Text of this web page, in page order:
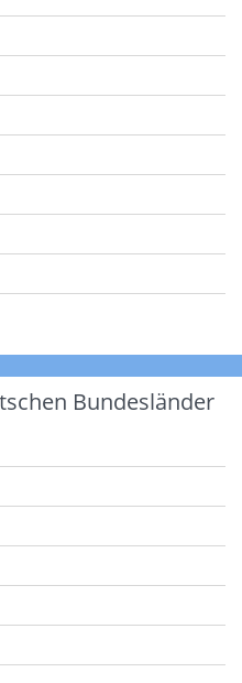
Bundesländer